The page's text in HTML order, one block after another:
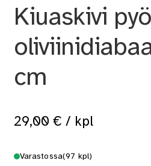
Kiuaskivi
cm
29,00 € / kpl
Varastossa(97 kpl)